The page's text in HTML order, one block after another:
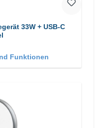
33W + USB-C
Funktionen